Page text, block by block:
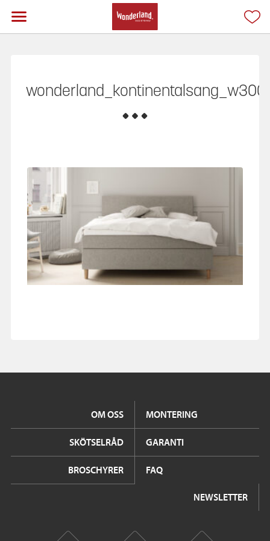
OM OSS MONTERING
SKÖTSELRÅD GARANTI
BROSCHYRER FAQ
NEWSLETTER